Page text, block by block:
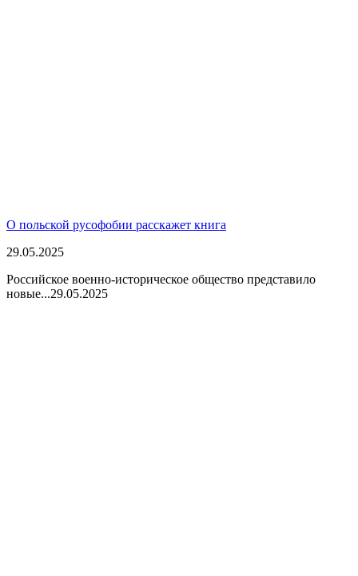
О польской русофобии расскажет книга
29.05.2025
Российское военно-историческое общество представило
новые...29.05.2025